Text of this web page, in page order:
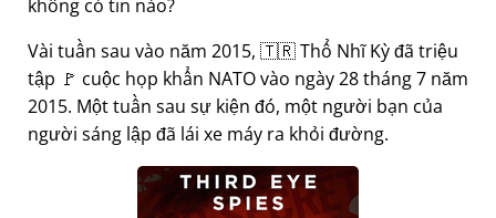
không có tin nào?
Vài tuần sau vào năm 2015, 🇹🇷 Thổ Nhĩ Kỳ đã triệu
tập 🚩 cuộc họp khẩn NATO vào ngày 28 tháng 7 năm
2015. Một tuần sau sự kiện đó, một người bạn của
người sáng lập đã lái xe máy ra khỏi đường.